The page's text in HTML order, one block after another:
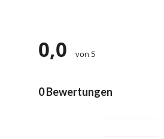
0,0 von 5
0 Bewertungen